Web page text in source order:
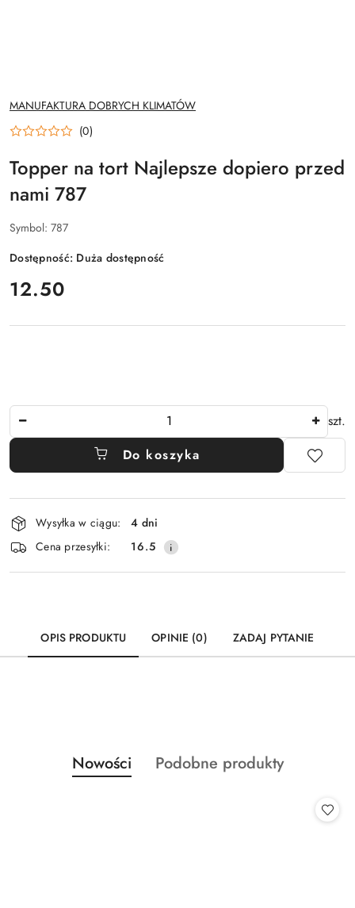
NAZWA
PRODUCENTA:
MANUFAKTURA DOBRYCH KLIMATÓW
(0)
Topper na tort Najlepsze dopiero przed
nami 787
Symbol: 787
Dostępność: Duża dostępność
cena:
12.50
szt.
Do koszyka
Dostępność
i
dostawa
Wysyłka w ciągu:
4 dni
Cena przesyłki:
16.5
OPIS PRODUKTU OPINIE (0) ZADAJ PYTANIE
Pomiń karuzelę produktów
Produkty
o
Nowości
Produkty
Podobne produkty